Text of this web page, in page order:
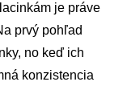
je práve
prvý pohľad
no keď ich
konzistencia